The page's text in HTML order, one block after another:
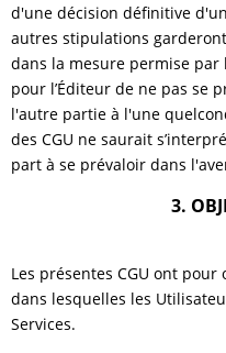
d'une décision définitive
autres stipulations
dans la mesure permise
pour l’Éditeur de ne pas se
l'autre partie à l'une
des CGU ne saurait
part à se prévaloir dans
3.
Les présentes CGU ont
dans lesquelles les
Services.